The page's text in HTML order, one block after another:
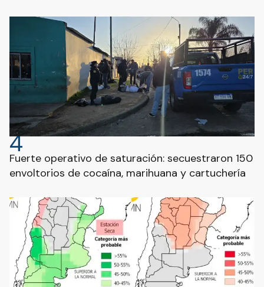
4
Fuerte operativo de saturación: secuestraron 150
envoltorios de cocaína, marihuana y cartuchería